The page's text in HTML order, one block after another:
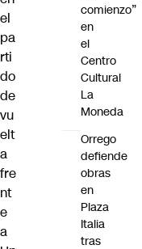
el
pa
rti
do
de
vu
elt
a
fre
nt
e
a
comienzo”
en
el
Centro
Cultural
La
Moneda
Orrego
defiende
obras
en
Plaza
Italia
tras